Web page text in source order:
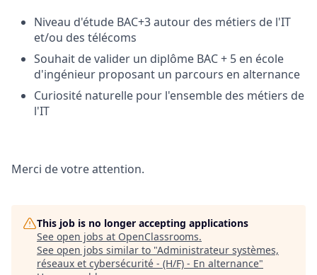
Niveau d'étude BAC+3 autour des métiers de l'IT
et/ou des télécoms
Souhait de valider un diplôme BAC + 5 en école
d'ingénieur proposant un parcours en alternance
Curiosité naturelle pour l'ensemble des métiers de
l'IT
Merci de votre attention.
This job is no longer accepting applications
See open jobs at OpenClassrooms.
See open jobs similar to "Administrateur systèmes,
réseaux et cybersécurité - (H/F) - En alternance"